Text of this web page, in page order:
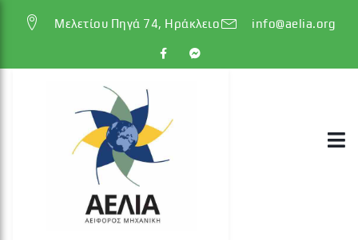
Μελετίου Πηγά 74, Ηράκλειο info@aelia.org